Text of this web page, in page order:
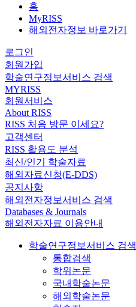
홈
MyRISS
해외전자정보 바로가기
로그인
회원가입
학술연구정보서비스 검색
MYRISS
회원서비스
About RISS
RISS 처음 방문 이세요?
고객센터
RISS 활용도 분석
최신/인기 학술자료
해외자료신청(E-DDS)
공지사항
해외전자정보서비스 검색
Databases & Journals
해외전자자료 이용안내
학술연구정보서비스 검색
통합검색
학위논문
국내학술논문
해외학술논문